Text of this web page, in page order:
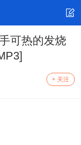
可热的发烧
+ 关注